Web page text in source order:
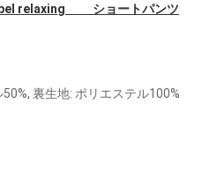
relaxing ショートパンツ
裏生地: ポリエステル100%